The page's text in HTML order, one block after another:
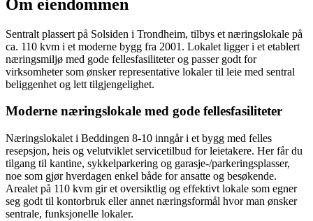
Om eiendommen
Sentralt plassert på Solsiden i Trondheim, tilbys et næringslokale på
ca. 110 kvm i et moderne bygg fra 2001. Lokalet ligger i et etablert
næringsmiljø med gode fellesfasiliteter og passer godt for
virksomheter som ønsker representative lokaler til leie med sentral
beliggenhet og lett tilgjengelighet.
Moderne næringslokale med gode fellesfasiliteter
Næringslokalet i Beddingen 8-10 inngår i et bygg med felles
resepsjon, heis og velutviklet servicetilbud for leietakere. Her får du
tilgang til kantine, sykkelparkering og garasje-/parkeringsplasser,
noe som gjør hverdagen enkel både for ansatte og besøkende.
Arealet på 110 kvm gir et oversiktlig og effektivt lokale som egner
seg godt til kontorbruk eller annet næringsformål hvor man ønsker
sentrale, funksjonelle lokaler.